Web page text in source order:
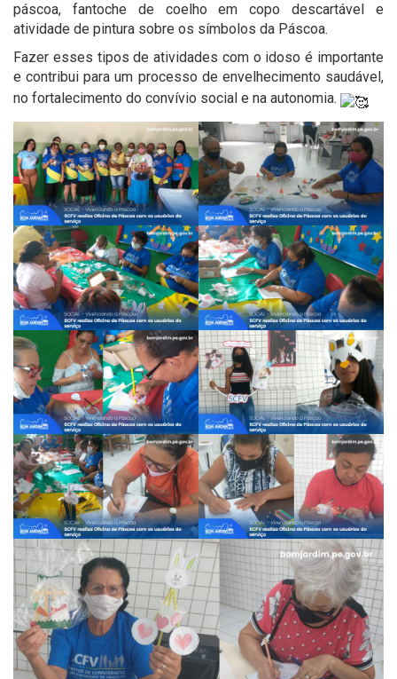
páscoa, fantoche de coelho em copo descartável e
atividade de pintura sobre os símbolos da Páscoa.
Fazer esses tipos de atividades com o idoso é importante
e contribui para um processo de envelhecimento saudável,
no fortalecimento do convívio social e na autonomia.